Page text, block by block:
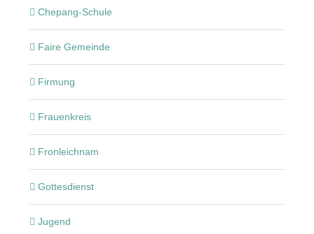
Chepang-Schule
Faire Gemeinde
Firmung
Frauenkreis
Fronleichnam
Gottesdienst
Jugend